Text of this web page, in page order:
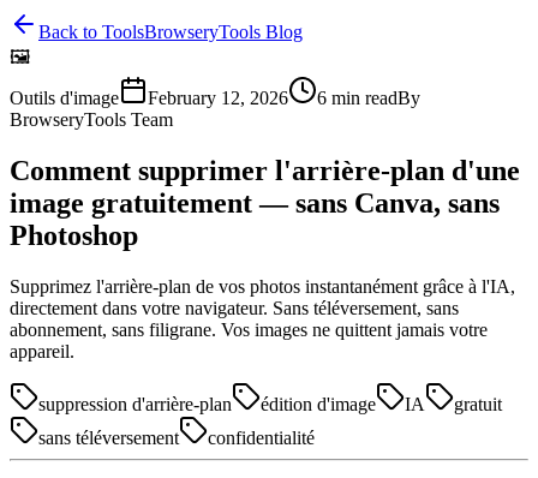
Back to ToolsBrowseryTools Blog
🖼️
Outils d'image
February 12, 2026 6 min readBy
BrowseryTools Team
Comment supprimer l'arrière-plan d'une
image gratuitement — sans Canva, sans
Photoshop
Supprimez l'arrière-plan de vos photos instantanément grâce à l'IA,
directement dans votre navigateur. Sans téléversement, sans
abonnement, sans filigrane. Vos images ne quittent jamais votre
appareil.
suppression d'arrière-plan édition d'image IA
gratuit
sans téléversement
confidentialité